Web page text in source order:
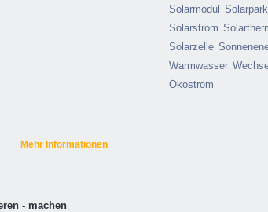
Mehr Informationen
- machen
Solarmodul
Solarstrom
Solarzelle
Warmwasser
Ökostrom